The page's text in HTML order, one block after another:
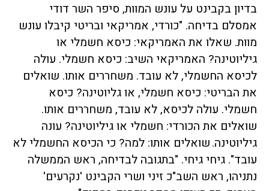
בדיון בקבינט על עונש המוות, סיפר השר דודי
אמסלם בדיחה. "כורדי, אמריקאי ובריטי קיבלו עונש
מוות. שאלו את האמריקאי: כיסא חשמלי או
גיליוטינה? האמריקאי השיב: כיסא חשמלי. עולה
לכיסא החשמלי, לא עובד. משחררים אותו. שואלים
את הבריטי: כיסא חשמלי, או גליוטינה? כיסא
חשמלי. עולה לכיסא, לא עובד, משחררים אותו.
שואלים את הכורדי: חשמלי או גיליוטינה? עונה
גיליוטינה. שואלים אותו: למה? כי הכיסא החשמלי לא
עובד". גיחי גיחי. "בתגובה לבדיחה, ראש הממשלה
נתניהו, ראש השב"כ זיני ושרי הקבינט 'נקרעים'